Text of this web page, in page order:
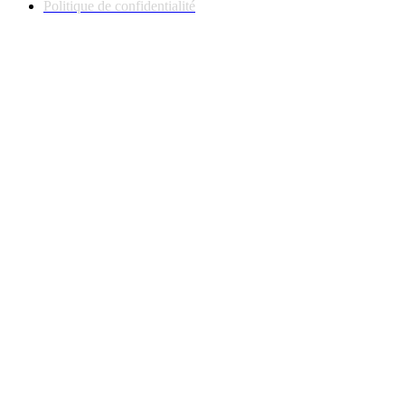
Politique de confidentialité